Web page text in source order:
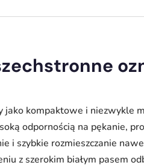
kompaktowe i niezwykle
odpornością na pękanie,
i szybkie rozmieszczanie
z szerokim białym pasem